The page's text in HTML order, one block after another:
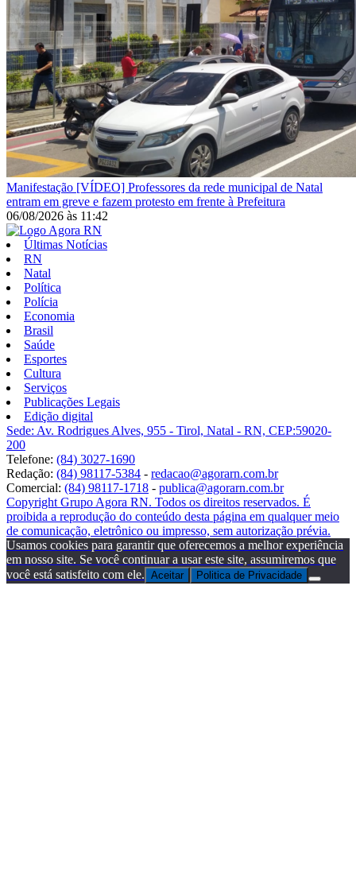
Manifestação [VÍDEO] Professores da rede municipal de Natal
entram em greve e fazem protesto em frente à Prefeitura
06/08/2026 às 11:42
Últimas Notícias
RN
Natal
Política
Polícia
Economia
Brasil
Saúde
Esportes
Cultura
Serviços
Publicações Legais
Edição digital
Sede: Av. Rodrigues Alves, 955 - Tirol, Natal - RN, CEP:59020-
200
Telefone: (84) 3027-1690
Redação: (84) 98117-5384 - redacao@agorarn.com.br
Comercial: (84) 98117-1718 - publica@agorarn.com.br
Copyright Grupo Agora RN. Todos os direitos reservados. É
proibida a reprodução do conteúdo desta página em qualquer meio
de comunicação, eletrônico ou impresso, sem autorização prévia.
Usamos cookies para garantir que oferecemos a melhor experiência
em nosso site. Se você continuar a usar este site, assumiremos que
você está satisfeito com ele. Aceitar Politica de Privacidade